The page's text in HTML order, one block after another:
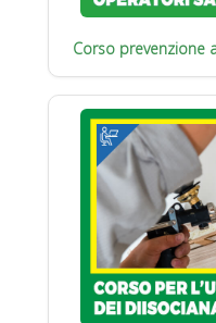
Corso prevenzione